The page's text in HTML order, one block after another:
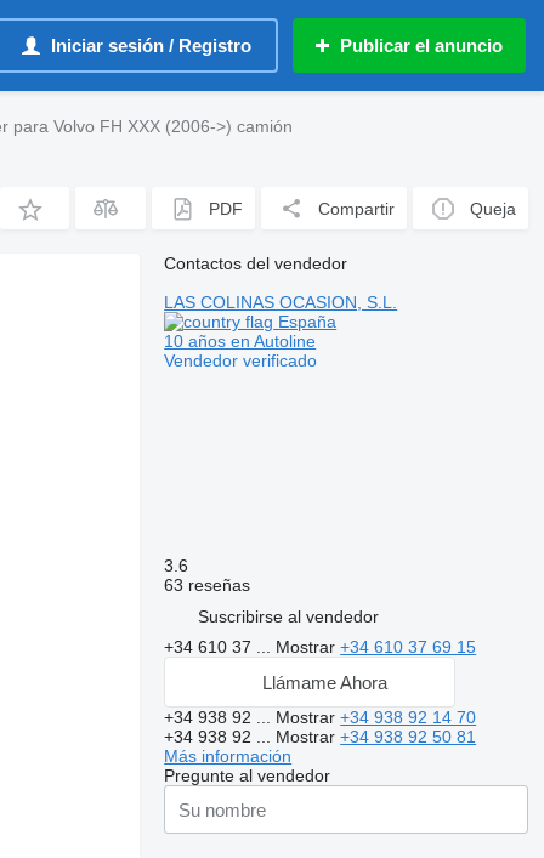
Iniciar sesión / Registro Publicar el anuncio
para Volvo FH XXX (2006->) camión
PDF Compartir Queja
Contactos del vendedor
LAS COLINAS OCASION, S.L.
España
10 años en Autoline
Vendedor verificado
3.6
63 reseñas
Suscribirse al vendedor
+34 610 37 ... Mostrar+34 610 37 69 15
Llámame Ahora
+34 938 92 ... Mostrar+34 938 92 14 70
+34 938 92 ... Mostrar+34 938 92 50 81
Más información
Pregunte al vendedor